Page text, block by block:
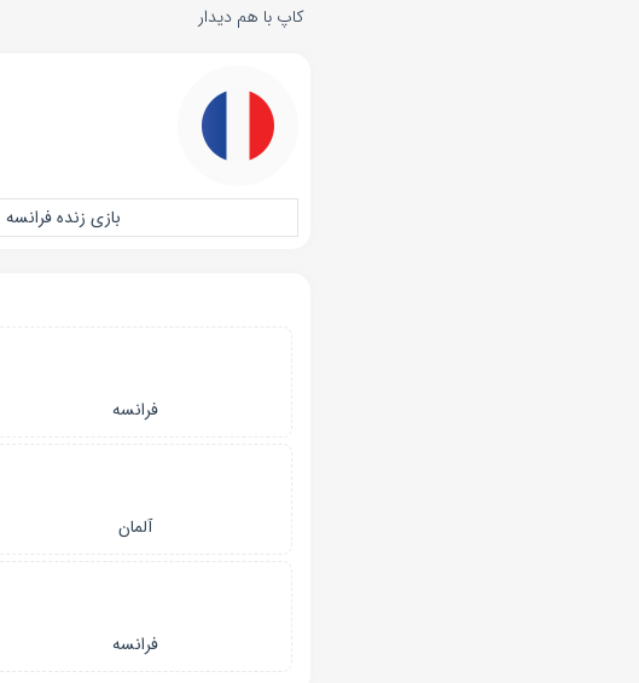
کاپ با هم دیدار
بازی زنده فرانسه
فرانسه
آلمان
فرانسه